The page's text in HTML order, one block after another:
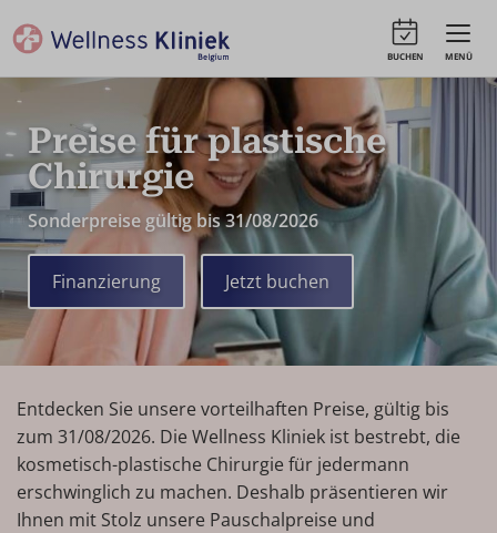
MENÜ
BUCHEN
Preise für plastische
Chirurgie
Sonderpreise gültig bis 31/08/2026
Finanzierung Jetzt buchen
Entdecken Sie unsere vorteilhaften Preise, gültig bis
zum 31/08/2026. Die Wellness Kliniek ist bestrebt, die
kosmetisch-plastische Chirurgie für jedermann
erschwinglich zu machen. Deshalb präsentieren wir
Ihnen mit Stolz unsere Pauschalpreise und